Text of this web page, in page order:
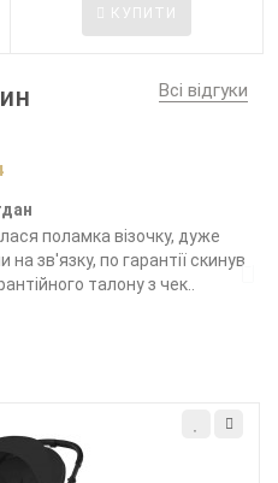
КУПИТИ
Всі відгуки
поламка візочку, дуже
зв'язку, по гарантії скинув
талону з чек..